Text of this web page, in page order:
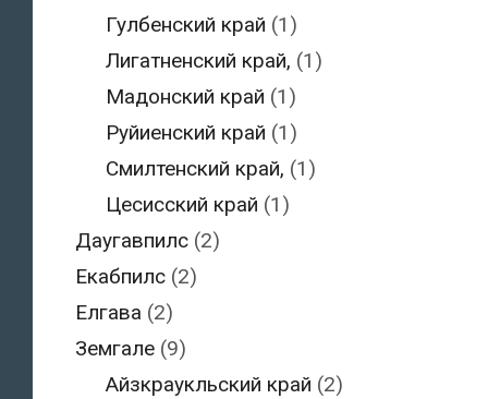
Гулбенский край (1)
Лигатненский край, (1)
Мадонский край (1)
Руйиенский край (1)
Смилтенский край, (1)
Цесисский край (1)
Даугавпилс(2)
Екабпилс(2)
Елгава (2)
Земгале(9)
Айзкраукльский край (2)